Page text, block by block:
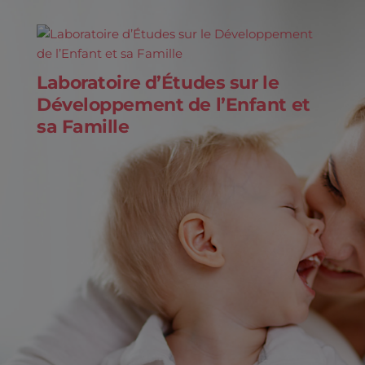
Laboratoire d’Études sur le
Développement de l’Enfant et
sa Famille